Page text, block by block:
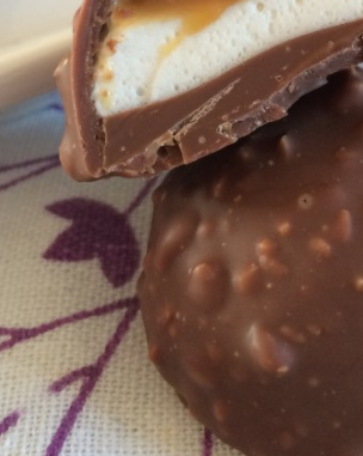
MADELEINES
SANS GLUTEN – NO GLU
TARTES / TOURTES /
GALETTES